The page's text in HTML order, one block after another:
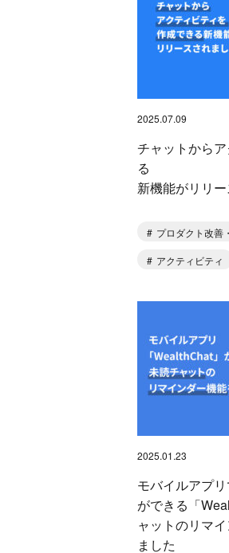
2025.07.09
チャットから
る
新機能がリリ
プロダクト改善
アクティビティ
2025.01.23
モバイルアプ
ができる「
ャットのリマ
ました